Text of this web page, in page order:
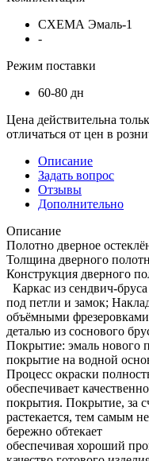
СХЕМА Эмаль-1
-
Режим поставки
60-80 дн
Цена действительна
отличаться от цен в
Описание
Задать вопрос
Отзывы
Дополнительно
Описание
Полотно дверное
Толщина дверного
Конструкция дверного
Каркас из сендвич-
под петли и замок;
объёмными
деталью из соснового
Покрытие: эмаль нового
покрытие на водной
Процесс окраски
обеспечивает
покрытия. Покрытие, за
растекается, тем самым
бережно обтекает
обеспечивая хороший